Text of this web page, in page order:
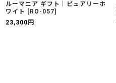
ルーマニア ギフト｜ピュアリーホ
ワイト
[ RO-057]
23,300 円